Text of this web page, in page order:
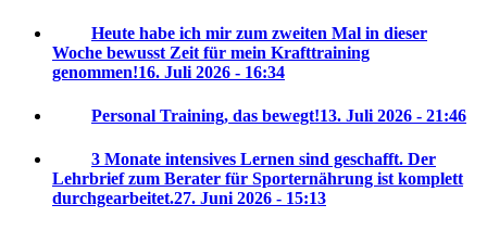
Heute habe ich mir zum zweiten Mal in dieser
Woche bewusst Zeit für mein Krafttraining
genommen!16. Juli 2026 - 16:34
Personal Training, das bewegt!13. Juli 2026 - 21:46
3 Monate intensives Lernen sind geschafft. Der
Lehrbrief zum Berater für Sporternährung ist komplett
durchgearbeitet.27. Juni 2026 - 15:13